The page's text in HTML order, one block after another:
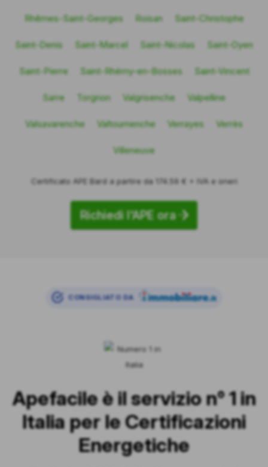
Rhêmes-Saint-Georges Roisan Saint-Christophe
Saint-Denis Saint-Marcel Saint-Nicolas Saint-Oyen
Saint-Pierre Saint-Rhémy-en-Bosses Saint-Vincent
Sarre Torgnon Valgrisenche Valpelline
Valsavarenche Valtournenche Verrayes Verrès
Villeneuve
Certificato APE Bard a partire da 174.59 € + IVA e oneri
Richiedi l'APE ora
CONSIGLIATO DA
Apefacile è il servizio n° 1 in
Italia per le Certificazioni
Energetiche